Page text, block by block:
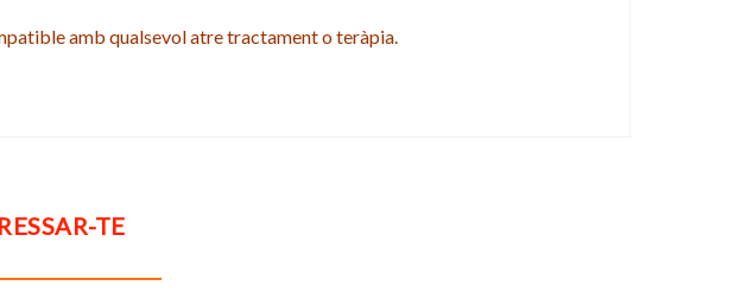
amb qualsevol atre tractament o teràpia.
TE